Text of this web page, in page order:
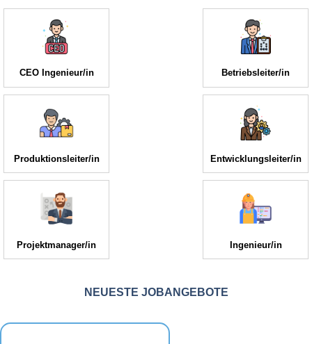
CEO Ingenieur/in Betriebsleiter/in
Produktionsleiter/in Entwicklungsleiter/in
Projektmanager/in Ingenieur/in
NEUESTE JOBANGEBOTE